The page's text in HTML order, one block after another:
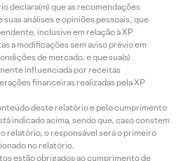
declara(m) que as recomendações
análises e opiniões pessoais, que
inclusive em relação à XP
a modificações sem aviso prévio em
de mercado, e que sua(s)
influenciada por receitas
financeiras realizadas pela XP
deste relatório e pelo cumprimento
indicado acima, sendo que, caso constem
relatório, o responsável será o primeiro
no relatório.
estão obrigados ao cumprimento de